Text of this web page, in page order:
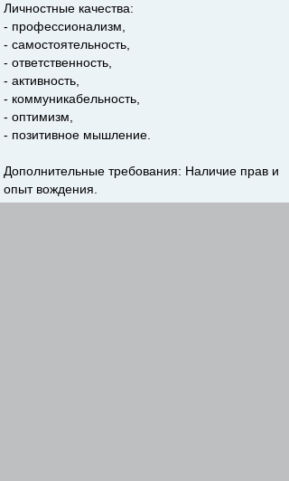
Личностные качества:
- профессионализм,
- самостоятельность,
- ответственность,
- активность,
- коммуникабельность,
- оптимизм,
- позитивное мышление.
Дополнительные требования: Наличие прав и
опыт вождения.
Компенсации: мобильная связь.